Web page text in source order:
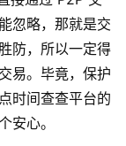
忽略，那就是交
防，所以一定得
易。毕竟，保护
时间查查平台的
安心。